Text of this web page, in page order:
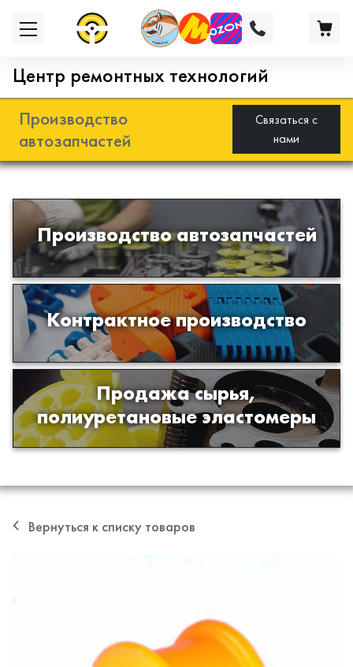
Центр ремонтных технологий
Производство
автозапчастей
Связаться с
нами
Производство автозапчастей
Разработка и производство деталей
из эластомеров для подвески
автомобиля
Контрактное производство
Производство изделий из пластиков
и полимеров по образцам либо
чертежам заказчика
Продажа сырья,
полиуретановые эластомеры
Продажа сырья для производства
изделий из полиуретана
Вернуться к списку товаров